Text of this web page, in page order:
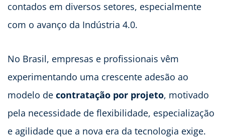
contados em diversos setores, especialmente
com o avanço da Indústria 4.0.
No Brasil, empresas e profissionais vêm
experimentando uma crescente adesão ao
modelo de contratação por projeto, motivado
pela necessidade de flexibilidade, especialização
e agilidade que a nova era da tecnologia exige.